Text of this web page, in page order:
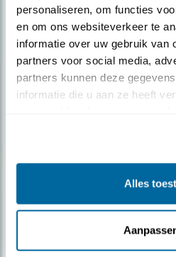
personaliseren, om functies
en om ons websiteverkeer te
informatie over uw gebruik van
partners voor social media,
partners kunnen deze
informatie die u aan ze heeft
Alles
Ontvang 5 x Vogels
Vogels is het tijdschrift voor